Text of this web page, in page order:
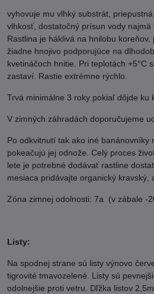
vyhovuje mu vlhký substrát,
vlhkosť, dostatočný prísun vody
Rastlina je háklivá na hnilobu
žiadne hnojivo podporujúce na
kvetináčoch hnitie. Pri teplotách +5°C
zastaví. Rastie extrémne rýchlo.
Trvá minimálne 3 roky pokiaľ dôjde ku
V zimných záhradách doporučujeme
Po odkvitnutí tak ako iné banánovníky
pokeačujú jej odnože. Celý proces
lete je potrebné dodávať rastline
mesiaca pridávajte organický kravský,
Zóna zimnej odolnosti: 7a (v zábale -
Listy:
Na spodnej strane sú listy výnovo
tigrovité tmavozelené. Listy sú
odolnejšie proti vetru. Dľžka listov